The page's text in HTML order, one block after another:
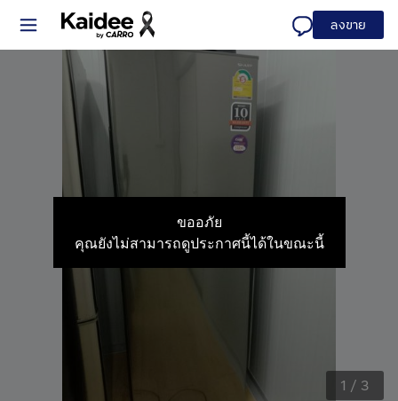
ลงขาย
ขออภัย
คุณยังไม่สามารถดูประกาศนี้ได้ในขณะนี้
1 / 3